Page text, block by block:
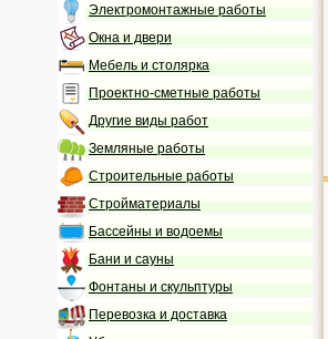
Электромонтажные работы
Окна и двери
Мебель и столярка
Проектно-сметные работы
Другие виды работ
Земляные работы
Строительные работы
Стройматериалы
Бассейны и водоемы
Бани и сауны
Фонтаны и скульптуры
Перевозка и доставка